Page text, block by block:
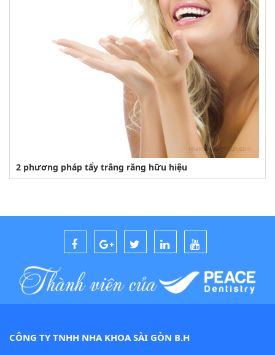
2 phương pháp tẩy trắng răng hữu hiệu
CÔNG TY TNHH NHA KHOA SÀI GÒN B.H